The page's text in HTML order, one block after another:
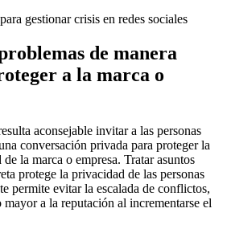
de manera
a la marca o
aconsejable invitar a las personas
conversación privada para proteger la
la marca o empresa. Tratar asuntos
protege la privacidad de las personas
permite evitar la escalada de conflictos,
a la reputación al incrementarse el